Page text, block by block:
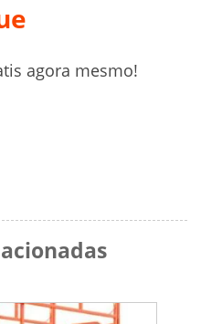
agora mesmo!